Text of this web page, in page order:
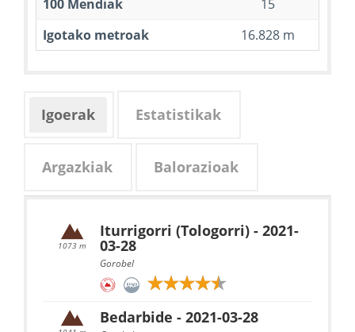
100 Mendiak
15
Igotako metroak
16.828 m
Igoerak Estatistikak
Argazkiak Balorazioak
1073 m
Iturrigorri (Tologorri) - 2021-
03-28
Gorobel
Bedarbide - 2021-03-28